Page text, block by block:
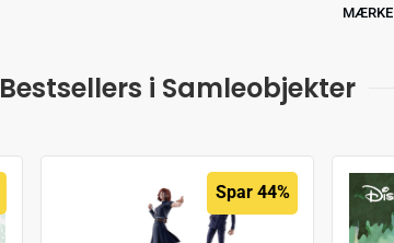
MÆRKE
Bestsellers i Samleobjekter
Spar 44%